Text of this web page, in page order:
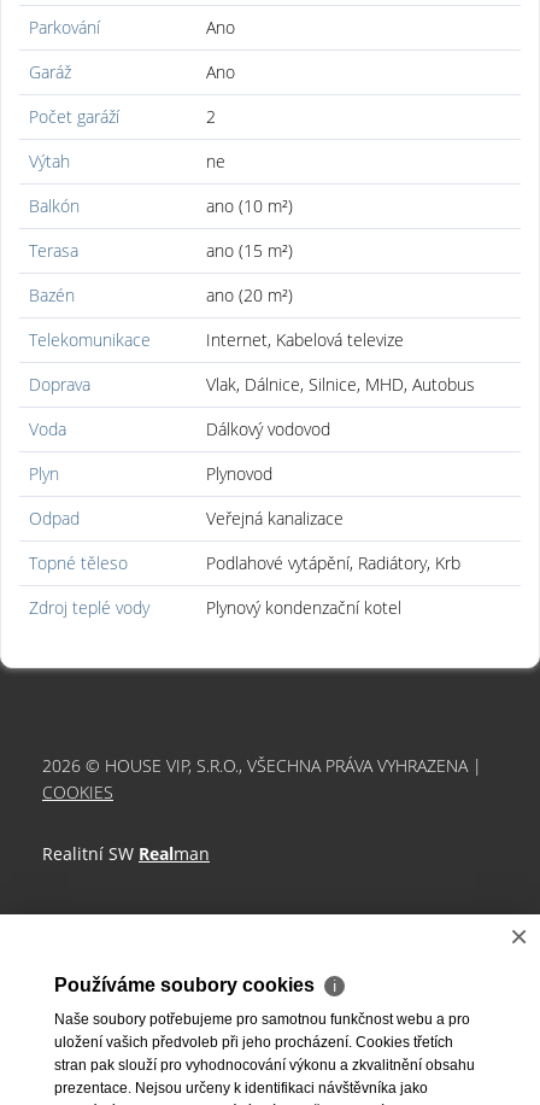
Parkování
Ano
Garáž
Ano
Počet garáží
2
Výtah
ne
Balkón
ano (10 m²)
Terasa
ano (15 m²)
Bazén
ano (20 m²)
Telekomunikace
Internet, Kabelová televize
Doprava
Vlak, Dálnice, Silnice, MHD, Autobus
Voda
Dálkový vodovod
Plyn
Plynovod
Odpad
Veřejná kanalizace
Topné těleso
Podlahové vytápění, Radiátory, Krb
Zdroj teplé vody
Plynový kondenzační kotel
2026 © HOUSE VIP, S.R.O., VŠECHNA PRÁVA VYHRAZENA |
COOKIES
Realitní SW Realman
×
Používáme soubory cookies ℹ
Naše soubory potřebujeme pro samotnou funkčnost webu a pro
uložení vašich předvoleb při jeho procházení. Cookies třetích
stran pak slouží pro vyhodnocování výkonu a zkvalitnění obsahu
prezentace. Nejsou určeny k identifikaci návštěvníka jako